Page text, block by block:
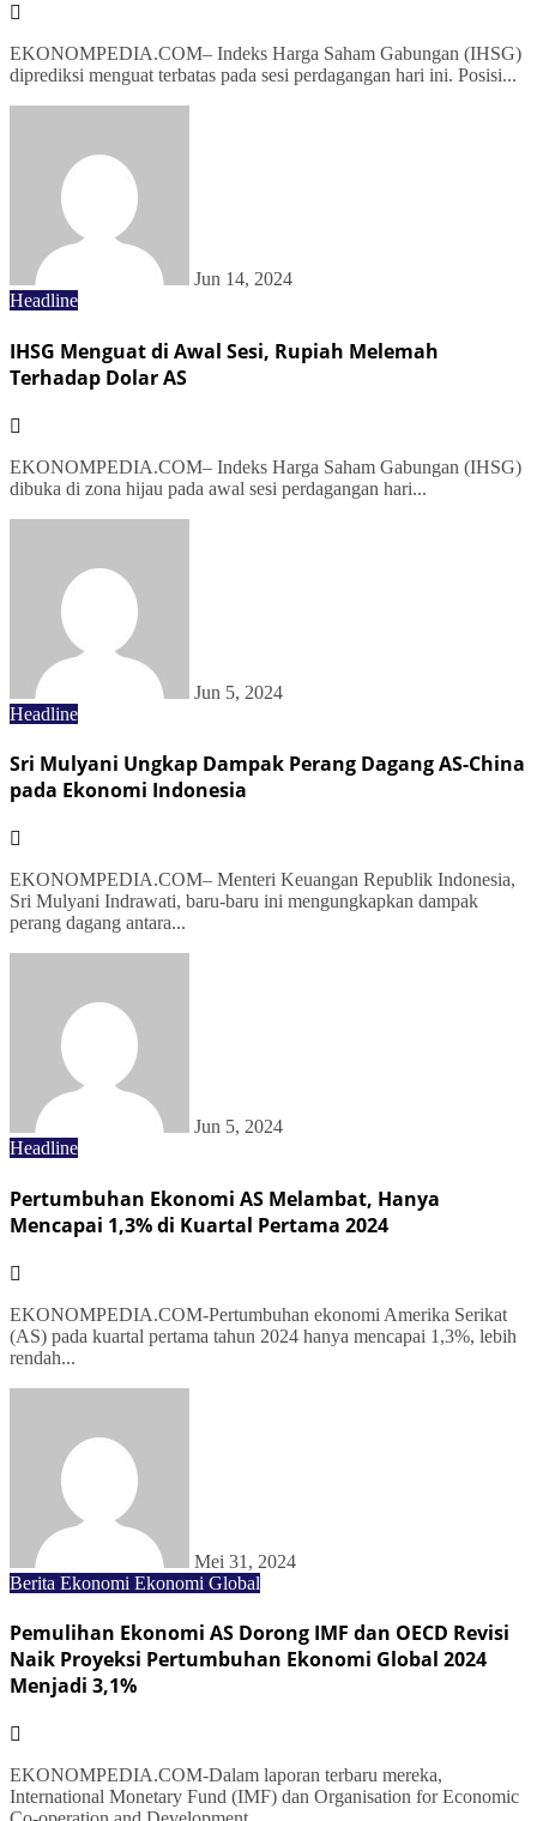
EKONOMPEDIA.COM– Indeks Harga Saham Gabungan (IHSG)
diprediksi menguat terbatas pada sesi perdagangan hari ini. Posisi...
Jun 14, 2024
Headline
IHSG Menguat di Awal Sesi, Rupiah Melemah
Terhadap Dolar AS
EKONOMPEDIA.COM– Indeks Harga Saham Gabungan (IHSG)
dibuka di zona hijau pada awal sesi perdagangan hari...
Jun 5, 2024
Headline
Sri Mulyani Ungkap Dampak Perang Dagang AS-China
pada Ekonomi Indonesia
EKONOMPEDIA.COM– Menteri Keuangan Republik Indonesia,
Sri Mulyani Indrawati, baru-baru ini mengungkapkan dampak
perang dagang antara...
Jun 5, 2024
Headline
Pertumbuhan Ekonomi AS Melambat, Hanya
Mencapai 1,3% di Kuartal Pertama 2024
EKONOMPEDIA.COM-Pertumbuhan ekonomi Amerika Serikat
(AS) pada kuartal pertama tahun 2024 hanya mencapai 1,3%, lebih
rendah...
Mei 31, 2024
Berita Ekonomi Ekonomi Global
Pemulihan Ekonomi AS Dorong IMF dan OECD Revisi
Naik Proyeksi Pertumbuhan Ekonomi Global 2024
Menjadi 3,1%
EKONOMPEDIA.COM-Dalam laporan terbaru mereka,
International Monetary Fund (IMF) dan Organisation for Economic